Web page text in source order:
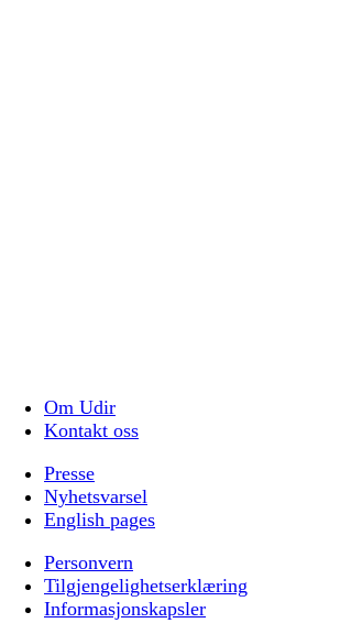
Om Udir
Kontakt oss
Presse
Nyhetsvarsel
English pages
Personvern
Tilgjengelighetserklæring
Informasjonskapsler